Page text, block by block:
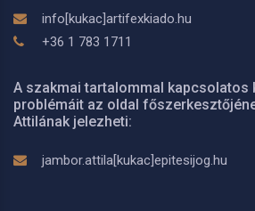
info[kukac]artifexkiado.hu
+36 1 783 1711
A szakmai tartalommal kapcsolatos
problémáit az oldal
Attilának jelezheti:
jambor.attila[kukac]epitesijog.hu